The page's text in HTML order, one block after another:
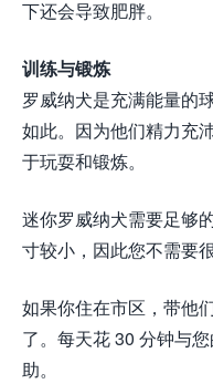
下还会导致肥胖。
训练与锻炼
罗威纳犬是充满能量的
如此。因为他们精力充
于玩耍和锻炼。
迷你罗威纳犬需要足够
寸较小，因此您不需要
如果你住在市区，带他
了。每天花 30 分钟与
助。